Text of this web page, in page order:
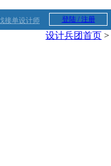
接单设计师 登陆 / 注册
设计兵团首页 >